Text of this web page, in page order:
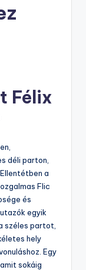
Félix
déli parton,
a
Flic
és
egyik
széles partot,
hely
Egy
sokáig